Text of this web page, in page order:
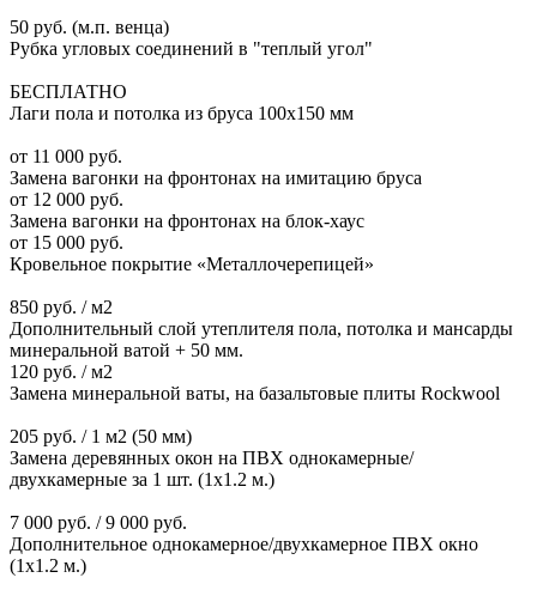
50 руб. (м.п. венца)
Рубка угловых соединений в "теплый угол"
БЕСПЛАТНО
Лаги пола и потолка из бруса 100х150 мм
от 11 000 руб.
Замена вагонки на фронтонах на имитацию бруса
от 12 000 руб.
Замена вагонки на фронтонах на блок-хаус
от 15 000 руб.
Кровельное покрытие «Металлочерепицей»
850 руб. / м2
Дополнительный слой утеплителя пола, потолка и мансарды
минеральной ватой + 50 мм.
120 руб. / м2
Замена минеральной ваты, на базальтовые плиты Rockwool
205 руб. / 1 м2 (50 мм)
Замена деревянных окон на ПВХ однокамерные/
двухкамерные за 1 шт. (1х1.2 м.)
7 000 руб. / 9 000 руб.
Дополнительное однокамерное/двухкамерное ПВХ окно
(1х1.2 м.)